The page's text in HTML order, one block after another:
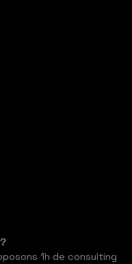
1h de consulting